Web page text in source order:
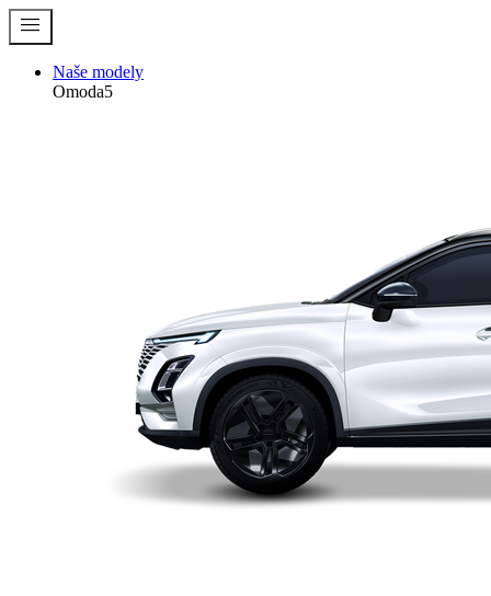
menu
Naše modely
Omoda5